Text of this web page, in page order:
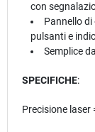
con
Pannello
pulsanti e
Semplice
SPECIFICHE:
Precisione